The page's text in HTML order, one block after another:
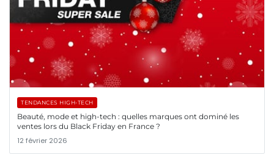
TENDANCES HIGH-TECH
Beauté, mode et high-tech : quelles marques ont dominé les
ventes lors du Black Friday en France ?
12 février 2026